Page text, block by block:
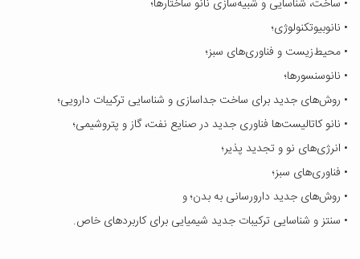
• ساخت، شناسایی و شبیه‌سازی نانو ساختارها؛
• نانوبیوتکنولوژی؛
• محیط‌زیست و فناوری‌های سبز؛
• نانوسنسورها؛
• روش‌های جدید برای ساخت جداسازی و شناسایی ترکیبات دارویی؛
• نانو کاتالیست‌ها فناوری جدید در صنایع نفت، گاز و پتروشیمی؛
• انرژی‌های نو و تجدید پذیر؛
• فناوری‌های سبز؛
• روش‌های جدید دارورسانی به بدن؛ و
• سنتز و شناسایی ترکیبات جدید شیمیایی برای کاربردهای خاص.